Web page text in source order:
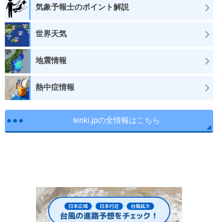
気象予報士のポイント解説
世界天気
地震情報
熱中症情報
tenki.jpの全情報はこちら